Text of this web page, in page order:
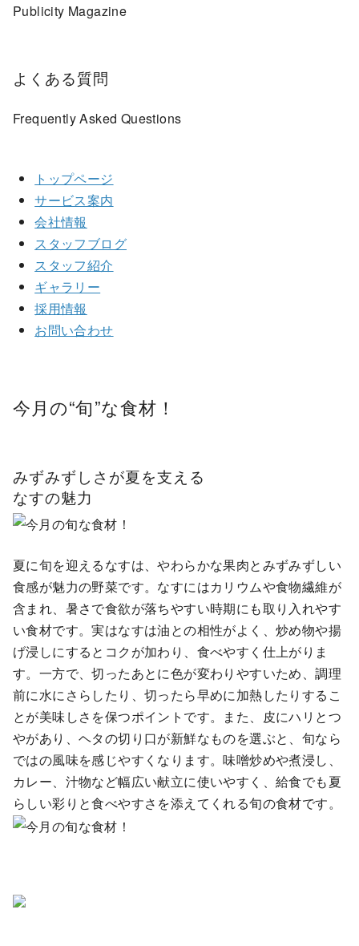
Publicity Magazine
よくある質問
Frequently Asked Questions
トップページ
サービス案内
会社情報
スタッフブログ
スタッフ紹介
ギャラリー
採用情報
お問い合わせ
今月の“旬”な食材！
みずみずしさが夏を支える
なすの魅力
夏に旬を迎えるなすは、やわらかな果肉とみずみずしい
食感が魅力の野菜です。なすにはカリウムや食物繊維が
含まれ、暑さで食欲が落ちやすい時期にも取り入れやす
い食材です。実はなすは油との相性がよく、炒め物や揚
げ浸しにするとコクが加わり、食べやすく仕上がりま
す。一方で、切ったあとに色が変わりやすいため、調理
前に水にさらしたり、切ったら早めに加熱したりするこ
とが美味しさを保つポイントです。また、皮にハリとつ
やがあり、ヘタの切り口が新鮮なものを選ぶと、旬なら
ではの風味を感じやすくなります。味噌炒めや煮浸し、
カレー、汁物など幅広い献立に使いやすく、給食でも夏
らしい彩りと食べやすさを添えてくれる旬の食材です。